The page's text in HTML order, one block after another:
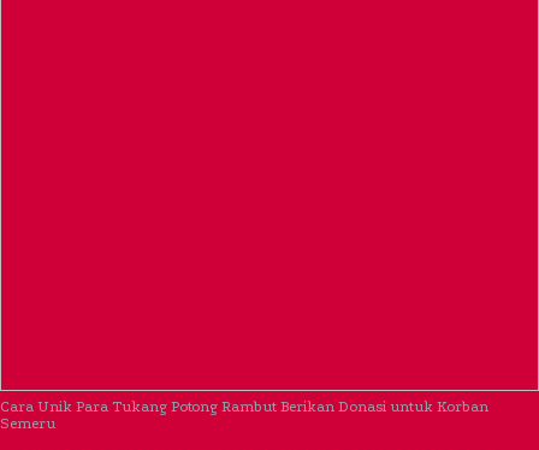
Cara Unik Para Tukang Potong Rambut Berikan Donasi untuk Korban
Semeru